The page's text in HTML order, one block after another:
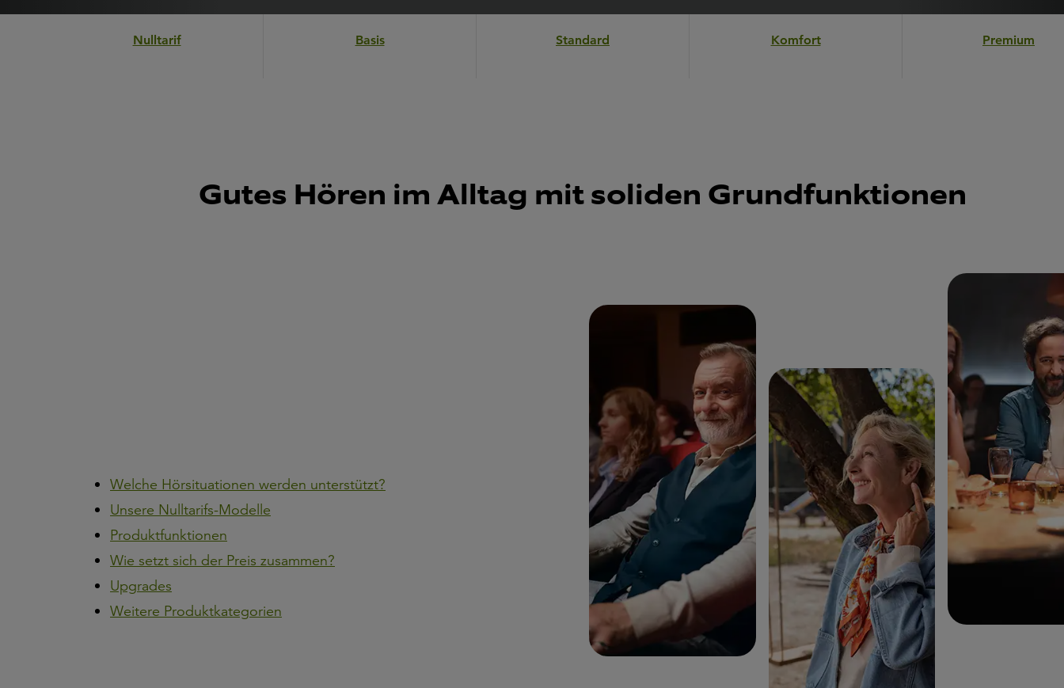
Nulltarif Basis Standard Komfort Premium
Gutes Hören im Alltag mit soliden Grundfunktionen
Welche Hörsituationen werden unterstützt?
Unsere Nulltarifs-Modelle
Produktfunktionen
Wie setzt sich der Preis zusammen?
Upgrades
Weitere Produktkategorien